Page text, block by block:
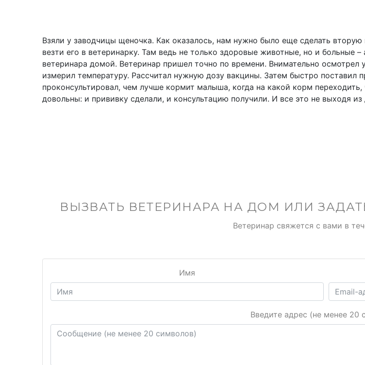
Взяли у заводчицы щеночка. Как оказалось, нам нужно было еще сделать
везти его в ветеринарку. Там ведь не только здоровые животные, но и больные
ветеринара домой. Ветеринар пришел точно по времени. Внимательно осмотрел
измерил температуру. Рассчитал нужную дозу вакцины. Затем быстро поставил
проконсультировал, чем лучше кормит малыша, когда на какой корм
довольны: и прививку сделали, и консультацию получили. И все это не выходя из
ВЫЗВАТЬ ВЕТЕРИНАРА НА ДОМ ИЛИ
Ветеринар свяжется с вами в
Имя
Введите адрес (не менее 20